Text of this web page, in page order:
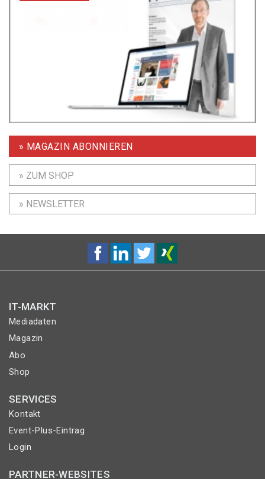
» MAGAZIN ABONNIEREN
» ZUM SHOP
» NEWSLETTER
IT-MARKT
Mediadaten
Magazin
Abo
Shop
SERVICES
Kontakt
Event-Plus-Eintrag
Login
PARTNER-WEBSITES